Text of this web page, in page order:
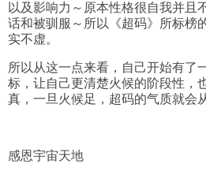
以及影响力～原本性格很自我并且
话和被驯服～所以《超码》所标榜
实不虚。
所以从这一点来看，自己开始有了
标，让自己更清楚火候的阶段性，
真，一旦火候足，超码的气质就会
感恩宇宙天地